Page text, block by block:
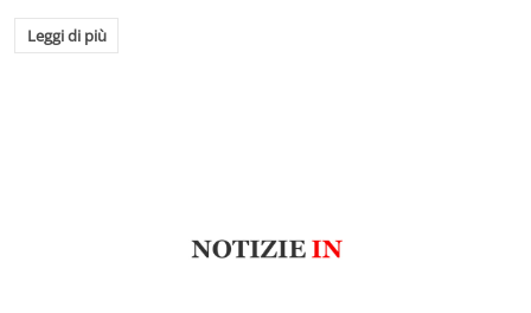
Leggi di più